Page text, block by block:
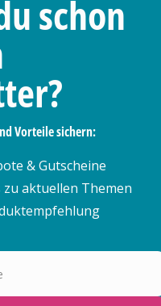
schon
Vorteile sichern:
& Gutscheine
aktuellen Themen